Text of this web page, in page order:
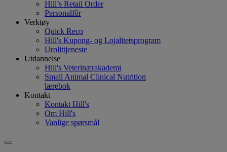
Hill’s Retail Order
Personalfôr
Verktøy
Quick Reco
Hill's Kupong- og Lojalitetsprogram
Urolittjeneste
Utdannelse
Hill's Veterinærakademi
Small Animal Clinical Nutrition
lærebok
Kontakt
Kontakt Hill's
Om Hill's
Vanlige spørsmål